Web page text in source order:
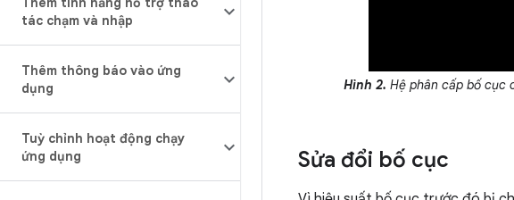
tác chạm và nhập
Thêm thông báo vào ứng
dụng
Tuỳ chỉnh hoạt động chạy
ứng dụng
Hình 2. Hệ phân cấp bố cục
Sửa đổi bố cục